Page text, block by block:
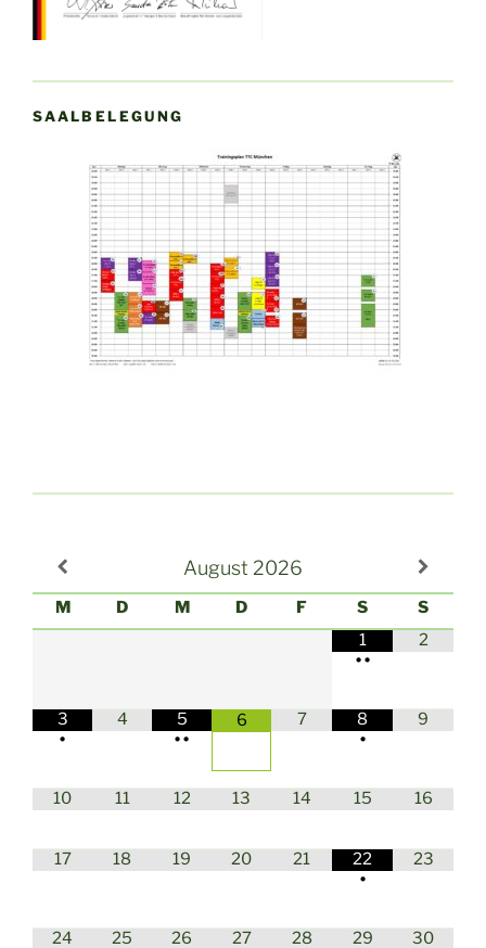
SAALBELEGUNG
August 2026
M D M D F S
S
1
••
2
3
•
4
5
••
6 7
8
•
9
10 11 12 13 14 15 16
17 18 19 20 21
22
•
23
24 25 26 27 28 29 30